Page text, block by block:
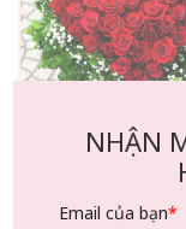
Mùa Yêu Đầu
943.000
NHẬN
Email của bạn*